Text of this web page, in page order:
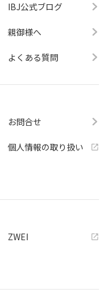
IBJ公式ブログ
親御様へ
よくある質問
お問合せ
個人情報の取り扱い
ZWEI